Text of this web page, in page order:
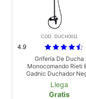
COD. DUCH0011
4.9
Grifería De Ducha
Monocomando Rieti
Gadnic Duchador
Cuadrado
Llega
Gratis